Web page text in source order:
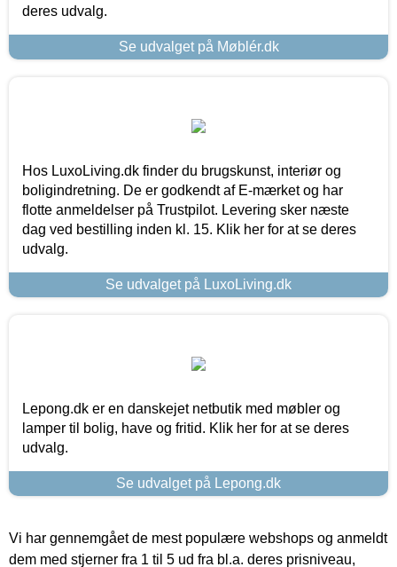
deres udvalg.
Se udvalget på Møblér.dk
Hos LuxoLiving.dk finder du brugskunst, interiør og
boligindretning. De er godkendt af E-mærket og har
flotte anmeldelser på Trustpilot. Levering sker næste
dag ved bestilling inden kl. 15. Klik her for at se deres
udvalg.
Se udvalget på LuxoLiving.dk
Lepong.dk er en danskejet netbutik med møbler og
lamper til bolig, have og fritid. Klik her for at se deres
udvalg.
Se udvalget på Lepong.dk
Vi har gennemgået de mest populære webshops og anmeldt
dem med stjerner fra 1 til 5 ud fra bl.a. deres prisniveau,